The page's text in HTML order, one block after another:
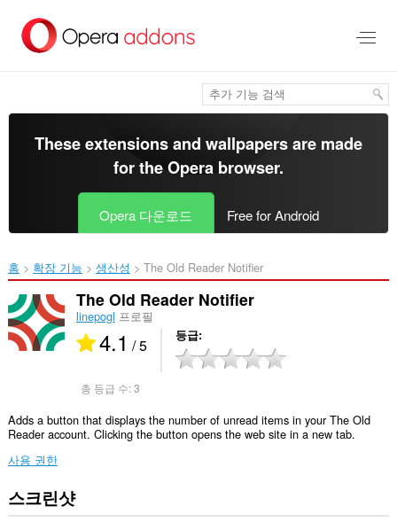
건
These extensions and wallpapers are made
for theOpera browser.
Opera 다운로드 Free for Android
홈 확장 기능 생산성 The Old Reader Notifier‎
The Old Reader Notifier
linepogl 프로필
4.1 / 5 등급
총 등급 수:3
Adds a button that displays the number of unread items in your The Old
Reader account. Clicking the button opens the web site in a new tab.
사용 권한
이
확
스크린샷